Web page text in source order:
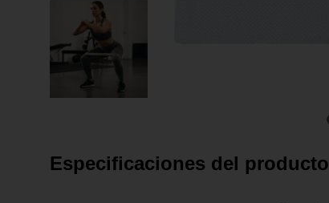
Especificaciones del producto